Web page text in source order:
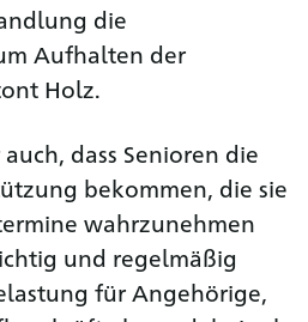
die
Aufhalten der
Holz.
dass Senioren die
bekommen, die sie
wahrzunehmen
und regelmäßig
für Angehörige,